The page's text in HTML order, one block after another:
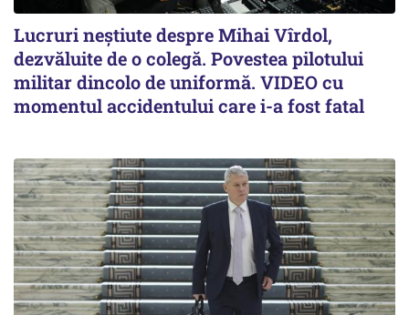
Lucruri neștiute despre Mihai Vîrdol,
dezvăluite de o colegă. Povestea pilotului
militar dincolo de uniformă. VIDEO cu
momentul accidentului care i-a fost fatal